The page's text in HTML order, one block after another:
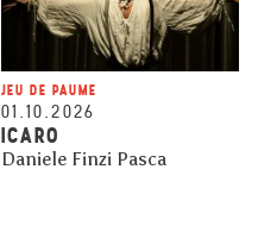
JEU DE PAUME
01.10.2026
ICARO
Daniele Finzi Pasca